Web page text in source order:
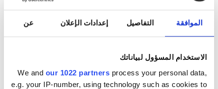
الموافقة التفاصيل إعدادات الإعلان عن
الاستخدام المسؤول لبياناتك
We and our 1022 partners process your personal data,
e.g. your IP-number, using technology such as cookies to
الاثنين 06:00 - 15:00
الثلاثاء 06:00 - 15:00
الأربعاء 06:00 - 15:00